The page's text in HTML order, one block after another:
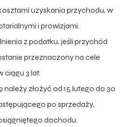
uzyskania przychodu, w
i prowizjami.
z podatku, jeśli przychód
przeznaczony na cele
ciągu 3 lat.
należy złożyć od 15 lutego do 30
po sprzedaży,
dochodu.